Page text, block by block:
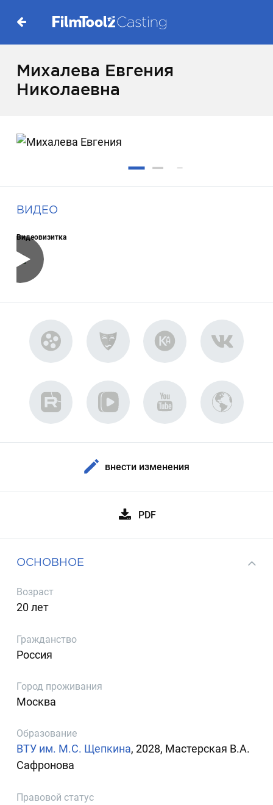
Михалева Евгения
Николаевна
ВИДЕО
Видеовизитка
внести изменения
PDF
ОСНОВНОЕ
Возраст
20 лет
Гражданство
Россия
Город проживания
Москва
Образование
ВТУ им. М.С. Щепкина, 2028, Мастерская В.А.
Сафронова
Правовой статус